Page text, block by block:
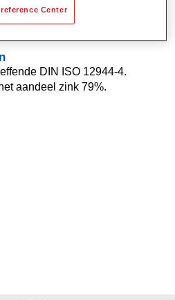
van ca. 180 °C gedurende
DIN ISO 12944-4.
aandeel zink 79%.
Center